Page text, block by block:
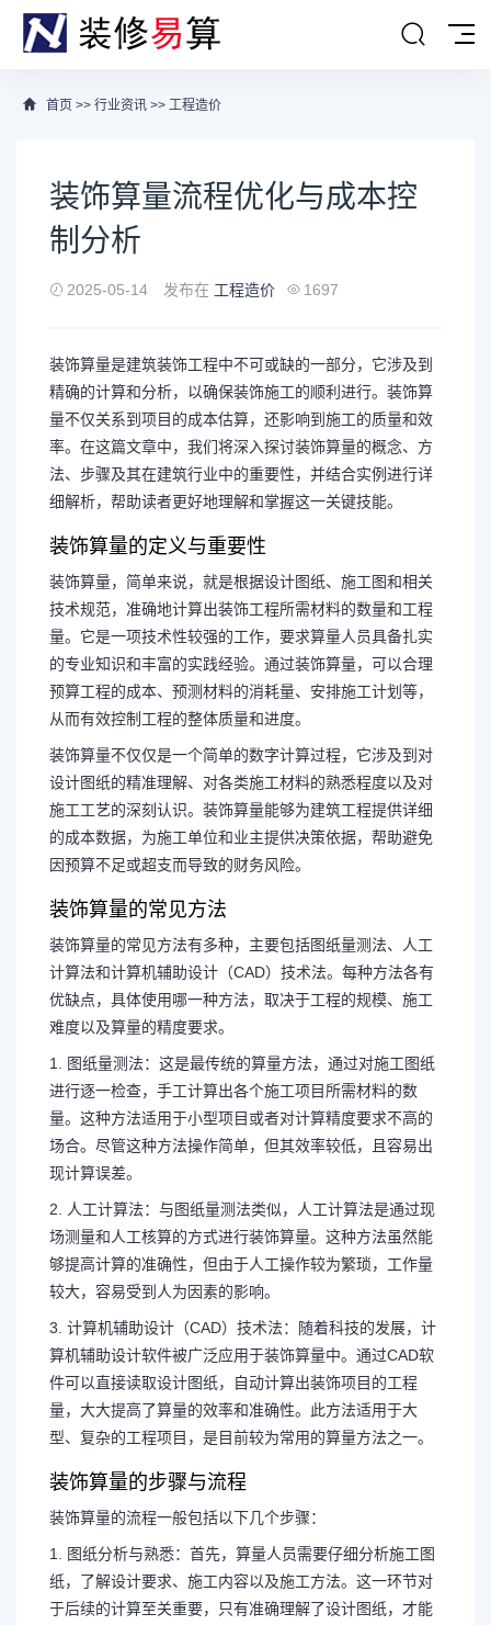
首页 >> 行业资讯 >> 工程造价
装饰算量流程优化与成本控
制分析
2025-05-14 发布在 工程造价 1697
装饰算量是建筑装饰工程中不可或缺的一部分，它涉及到
精确的计算和分析，以确保装饰施工的顺利进行。装饰算
量不仅关系到项目的成本估算，还影响到施工的质量和效
率。在这篇文章中，我们将深入探讨装饰算量的概念、方
法、步骤及其在建筑行业中的重要性，并结合实例进行详
细解析，帮助读者更好地理解和掌握这一关键技能。
装饰算量的定义与重要性
装饰算量，简单来说，就是根据设计图纸、施工图和相关
技术规范，准确地计算出装饰工程所需材料的数量和工程
量。它是一项技术性较强的工作，要求算量人员具备扎实
的专业知识和丰富的实践经验。通过装饰算量，可以合理
预算工程的成本、预测材料的消耗量、安排施工计划等，
从而有效控制工程的整体质量和进度。
装饰算量不仅仅是一个简单的数字计算过程，它涉及到对
设计图纸的精准理解、对各类施工材料的熟悉程度以及对
施工工艺的深刻认识。装饰算量能够为建筑工程提供详细
的成本数据，为施工单位和业主提供决策依据，帮助避免
因预算不足或超支而导致的财务风险。
装饰算量的常见方法
装饰算量的常见方法有多种，主要包括图纸量测法、人工
计算法和计算机辅助设计（CAD）技术法。每种方法各有
优缺点，具体使用哪一种方法，取决于工程的规模、施工
难度以及算量的精度要求。
1. 图纸量测法：这是最传统的算量方法，通过对施工图纸
进行逐一检查，手工计算出各个施工项目所需材料的数
量。这种方法适用于小型项目或者对计算精度要求不高的
场合。尽管这种方法操作简单，但其效率较低，且容易出
现计算误差。
2. 人工计算法：与图纸量测法类似，人工计算法是通过现
场测量和人工核算的方式进行装饰算量。这种方法虽然能
够提高计算的准确性，但由于人工操作较为繁琐，工作量
较大，容易受到人为因素的影响。
3. 计算机辅助设计（CAD）技术法：随着科技的发展，计
算机辅助设计软件被广泛应用于装饰算量中。通过CAD软
件可以直接读取设计图纸，自动计算出装饰项目的工程
量，大大提高了算量的效率和准确性。此方法适用于大
型、复杂的工程项目，是目前较为常用的算量方法之一。
装饰算量的步骤与流程
装饰算量的流程一般包括以下几个步骤：
1. 图纸分析与熟悉：首先，算量人员需要仔细分析施工图
纸，了解设计要求、施工内容以及施工方法。这一环节对
于后续的计算至关重要，只有准确理解了设计图纸，才能